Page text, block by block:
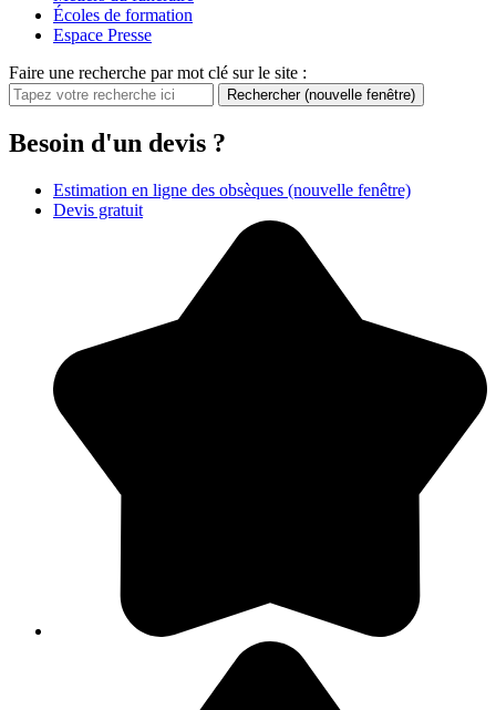
Écoles de formation
Espace Presse
Faire une recherche par mot clé sur le site :
Rechercher (nouvelle fenêtre)
Besoin d'un devis ?
Estimation en ligne des obsèques (nouvelle fenêtre)
Devis gratuit